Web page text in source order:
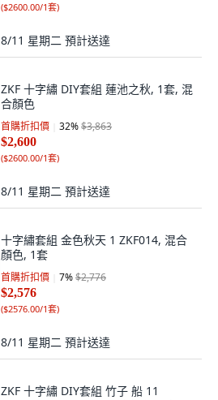
($2600.00/1套)
8/11 星期二 預計送達
ZKF 十字繡 DIY套組 蓮池之秋, 1套, 混
合顏色
首購折扣價 32%$3,863
$2,600
($2600.00/1套)
8/11 星期二 預計送達
十字繡套組 金色秋天 1 ZKF014, 混合
顏色, 1套
首購折扣價 7%$2,776
$2,576
($2576.00/1套)
8/11 星期二 預計送達
ZKF 十字繡 DIY套組 竹子 船 11